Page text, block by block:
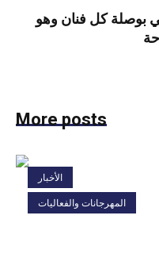
بوصلة كل فنان وهو
More posts
الأخبار
المهرجانات والفعاليات